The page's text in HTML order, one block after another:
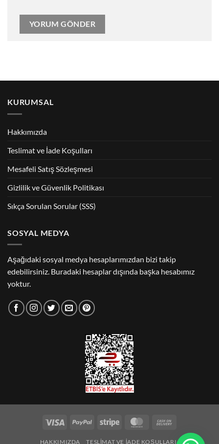
KURUMSAL
Hakkımızda
Teslimat ve İade Koşulları
Mesafeli Satış Sözleşmesi
Gizlilik ve Güvenlik Politikası
Sıkça Sorulan Sorular (SSS)
SOSYAL MEDYA
Aşağıdaki sosyal medya hesaplarımızdan bizi takip
edebilirsiniz. Buradaki hesaplar dışında başka hesabımız
yoktur.
Visa PayPal Stripe MasterCard
HAKKIMIZDA TESLIMAT VE İADE KOŞULLARI